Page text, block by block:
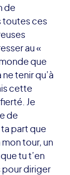
de
toutes ces
au «
que
tenir qu’à
cette
Je
de
part que
tour, un
tu t’en
pour diriger